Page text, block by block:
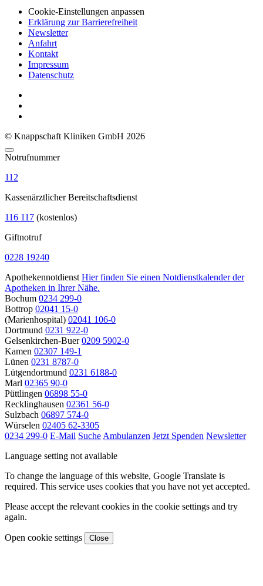
Cookie-Einstellungen anpassen
Erklärung zur Barrierefreiheit
Newsletter
Anfahrt
Kontakt
Impressum
Datenschutz
© Knappschaft Kliniken GmbH 2026
Notrufnummer
112
Kassenärztlicher Bereitschaftsdienst
116 117 (kostenlos)
Giftnotruf
0228 19240
Apothekennotdienst Hier finden Sie einen Notdienstkalender der
Apotheken in Ihrer Nähe.
Bochum 0234 299-0
Bottrop 02041 15-0
(Marienhospital) 02041 106-0
Dortmund 0231 922-0
Gelsenkirchen-Buer 0209 5902-0
Kamen 02307 149-1
Lünen 0231 8787-0
Lütgendortmund 0231 6188-0
Marl 02365 90-0
Püttlingen 06898 55-0
Recklinghausen 02361 56-0
Sulzbach 06897 574-0
Würselen 02405 62-3305
0234 299-0 E-Mail Suche Ambulanzen Jetzt Spenden Newsletter
Language setting not available
To change the language of this website, Google Translate is
required. This service uses cookies that you have not yet accepted.
Please accept the relevant cookies in the cookie settings and try
again.
Open cookie settings Close